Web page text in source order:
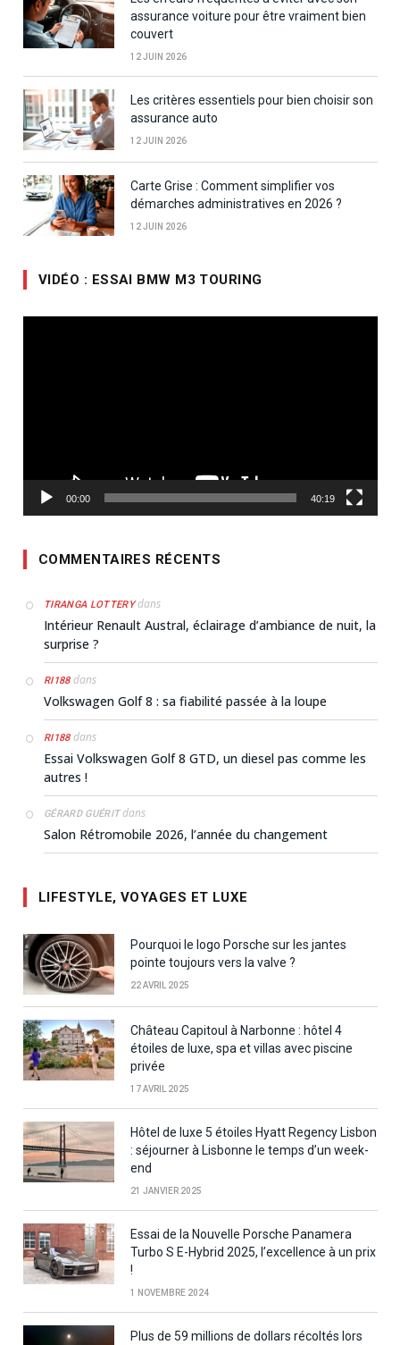
assurance voiture pour être vraiment bien
couvert
12 JUIN 2026
Les critères essentiels pour bien choisir son
assurance auto
12 JUIN 2026
Carte Grise : Comment simplifier vos
démarches administratives en 2026 ?
12 JUIN 2026
VIDÉO : ESSAI BMW M3 TOURING
00:00 40:19
COMMENTAIRES RÉCENTS
TIRANGA LOTTERYdans
Intérieur Renault Austral, éclairage d’ambiance de nuit, la
surprise ?
RI188dans
Volkswagen Golf 8 : sa fiabilité passée à la loupe
RI188dans
Essai Volkswagen Golf 8 GTD, un diesel pas comme les
autres !
GÉRARD GUÉRITdans
Salon Rétromobile 2026, l’année du changement
LIFESTYLE, VOYAGES ET LUXE
Pourquoi le logo Porsche sur les jantes
pointe toujours vers la valve ?
22 AVRIL 2025
Château Capitoul à Narbonne : hôtel 4
étoiles de luxe, spa et villas avec piscine
privée
17 AVRIL 2025
Hôtel de luxe 5 étoiles Hyatt Regency Lisbon
: séjourner à Lisbonne le temps d’un week-
end
21 JANVIER 2025
Essai de la Nouvelle Porsche Panamera
Turbo S E-Hybrid 2025, l’excellence à un prix
!
1 NOVEMBRE 2024
Plus de 59 millions de dollars récoltés lors